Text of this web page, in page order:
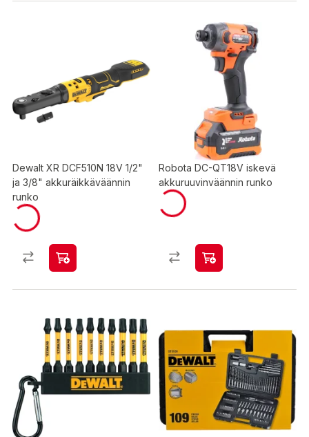
Dewalt XR DCF510N 18V 1/2"
ja 3/8" akkuräikkäväännin
runko
Robota DC-QT18V iskevä
akkuruuvinväännin runko